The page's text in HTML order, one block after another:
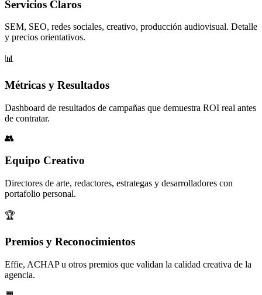
Servicios Claros
SEM, SEO, redes sociales, creativo, producción audiovisual. Detalle
y precios orientativos.
📊
Métricas y Resultados
Dashboard de resultados de campañas que demuestra ROI real antes
de contratar.
👥
Equipo Creativo
Directores de arte, redactores, estrategas y desarrolladores con
portafolio personal.
🏆
Premios y Reconocimientos
Effie, ACHAP u otros premios que validan la calidad creativa de la
agencia.